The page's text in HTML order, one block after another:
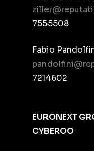
7555508
Fabio
7214602
EURONEXT
CYBEROO